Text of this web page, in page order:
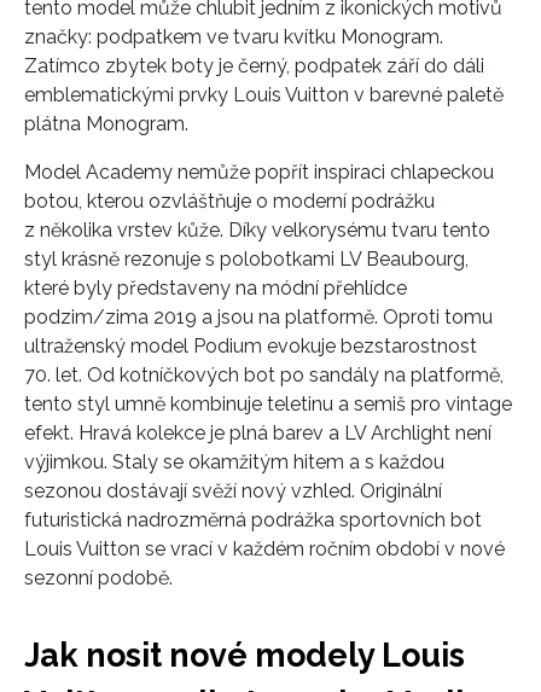
tento model může chlubit jedním z ikonických motivů
značky: podpatkem ve tvaru kvítku Monogram.
Zatímco zbytek boty je černý, podpatek září do dáli
emblematickými prvky Louis Vuitton v barevné paletě
plátna Monogram.
Model Academy nemůže popřít inspiraci chlapeckou
botou, kterou ozvláštňuje o moderní podrážku
z několika vrstev kůže. Díky velkorysému tvaru tento
styl krásně rezonuje s polobotkami LV Beaubourg,
které byly představeny na módní přehlídce
podzim/zima 2019 a jsou na platformě. Oproti tomu
ultraženský model Podium evokuje bezstarostnost
70. let. Od kotníčkových bot po sandály na platformě,
tento styl umně kombinuje teletinu a semiš pro vintage
efekt. Hravá kolekce je plná barev a LV Archlight není
výjimkou. Staly se okamžitým hitem a s každou
sezonou dostávají svěží nový vzhled. Originální
futuristická nadrozměrná podrážka sportovních bot
Louis Vuitton se vrací v každém ročním období v nové
sezonní podobě.
Jak nosit nové modely Louis